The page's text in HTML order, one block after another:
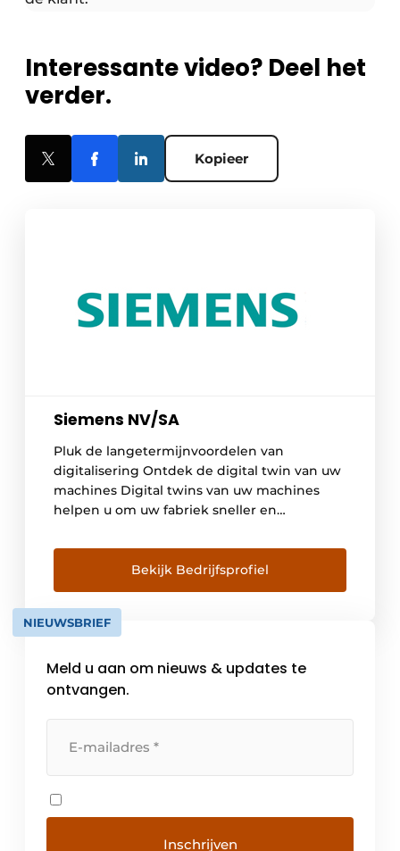
Interessante video? Deel het
verder.
Kopieer
Siemens NV/SA
Pluk de langetermijnvoordelen van
digitalisering Ontdek de digital twin van uw
machines Digital twins van uw machines
helpen u om uw fabriek sneller en
nieuwe machines vanaf de ontwerpfase,
ontdek mogelijke verbeteringen vóór de
eigenlijke ingebruikname en gebruik
machinegegevens om de werking continu
te optimaliseren. Siemens biedt de
Bekijk Bedrijfsprofiel
NIEUWSBRIEF
Meld u aan om nieuws & updates te
ontvangen.